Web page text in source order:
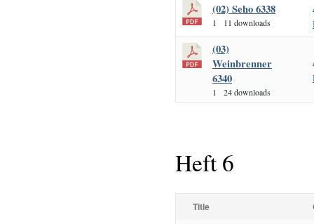
(02) Seho 6338
1 11 downloads
(03)
Weinbrenner
6340
1 24 downloads
Heft 6
Title